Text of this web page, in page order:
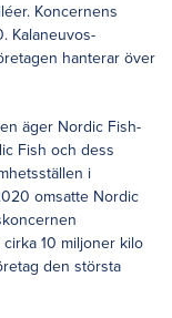
Koncernens
Kalaneuvos-
hanterar över
äger Nordic Fish-
Fish och dess
i
omsatte Nordic
10 miljoner kilo
den största